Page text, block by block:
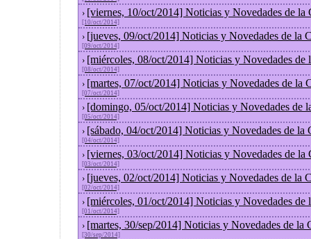
› [viernes, 10/oct/2014] Noticias y Novedades de la
[10/oct/2014]
› [jueves, 09/oct/2014] Noticias y Novedades de la
[09/oct/2014]
› [miércoles, 08/oct/2014] Noticias y Novedades de
[08/oct/2014]
› [martes, 07/oct/2014] Noticias y Novedades de la
[07/oct/2014]
› [domingo, 05/oct/2014] Noticias y Novedades de
[05/oct/2014]
› [sábado, 04/oct/2014] Noticias y Novedades de la
[04/oct/2014]
› [viernes, 03/oct/2014] Noticias y Novedades de la
[03/oct/2014]
› [jueves, 02/oct/2014] Noticias y Novedades de la
[02/oct/2014]
› [miércoles, 01/oct/2014] Noticias y Novedades de
[01/oct/2014]
› [martes, 30/sep/2014] Noticias y Novedades de la
[30/sep/2014]